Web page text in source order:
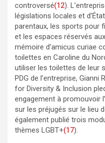
controversé(12).
législations locales et
parentaux, les sports pour
et les espaces réservés
mémoire d’amicus curiae
toilettes en Caroline du
utiliser les toilettes de leur
PDG de l’entreprise, Gianni
for Diversity & Inclusion
engagement à promouvoir
sur les préjugés sur le lieu
également publié trois
thèmes LGBT+(17).